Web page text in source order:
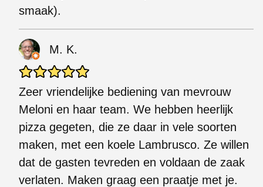
smaak).
M. K.
Zeer vriendelijke bediening van mevrouw
Meloni en haar team. We hebben heerlijk
pizza gegeten, die ze daar in vele soorten
maken, met een koele Lambrusco. Ze willen
dat de gasten tevreden en voldaan de zaak
verlaten. Maken graag een praatje met je.